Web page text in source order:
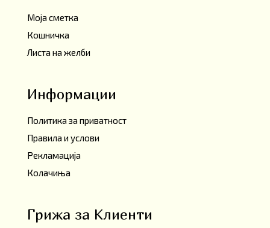
Моја сметка
Кошничка
Листа на желби
Информации
Политика за приватност
Правила и услови
Рекламација
Колачиња
Грижа за Клиенти